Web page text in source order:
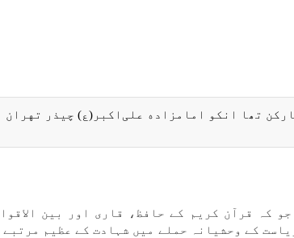
تھا انکو امامزاده علی‌اکبر(ع) چیذر تهران
کہ قرآن کریم کے حافظ، قاری اور بین
کے وحشیانہ حملے میں شہادت کے عظیم مرتبے